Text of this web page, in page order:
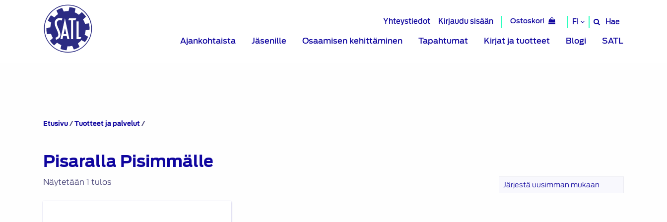
Yhteystiedot Kirjaudu sisään Ostoskori FI
Hae
Hae
Ajankohtaista Jäsenille Osaamisen kehittäminen Tapahtumat Kirjat ja tuotteet Blogi SATL
Etusivu/Tuotteet ja palvelut/
Pisaralla Pisimmälle
Näytetään 1 tulos